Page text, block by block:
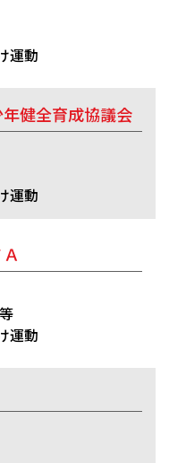
運動
健全育成協議会
運動
運動